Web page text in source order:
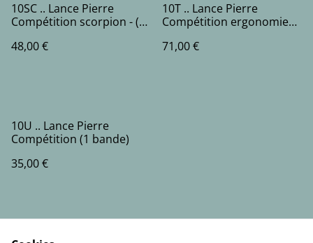
10SC .. Lance Pierre
Compétition scorpion - (1
48,00 €
10T .. Lance Pierre
Compétition ergonomie
71,00 €
10U .. Lance Pierre
Compétition (1 bande)
35,00 €